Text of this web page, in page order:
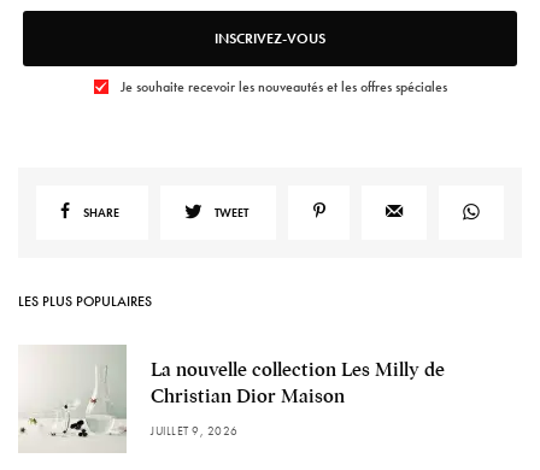
INSCRIVEZ-VOUS
Je souhaite recevoir les nouveautés et les offres spéciales
SHARE TWEET
LES PLUS POPULAIRES
La nouvelle collection Les Milly de
Christian Dior Maison
JUILLET 9, 2026